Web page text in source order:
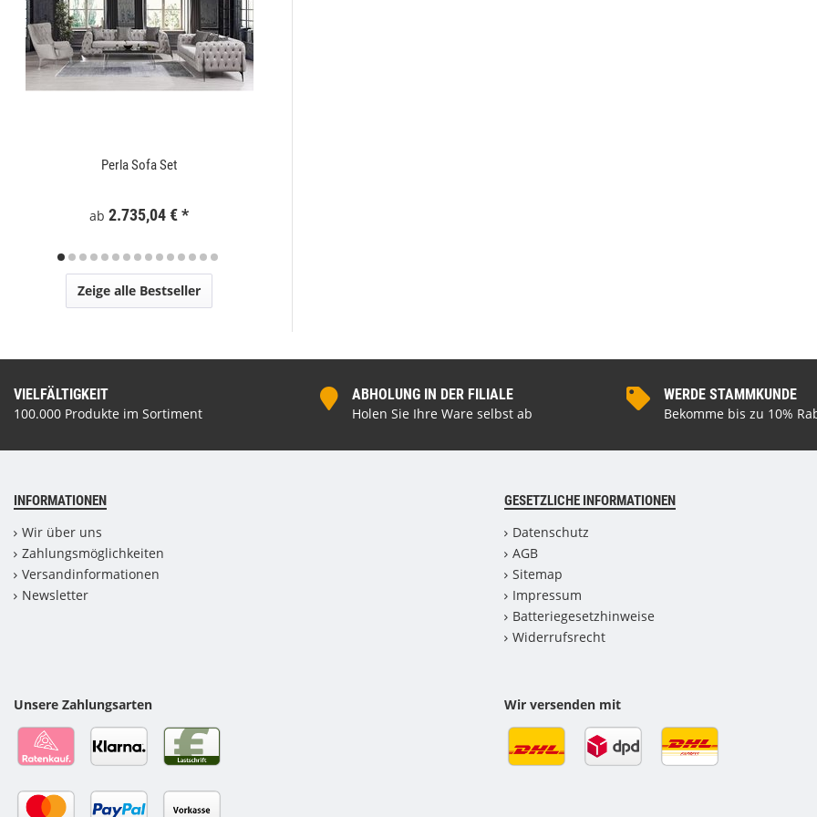
Perla Sofa Set
ab 2.735,04 €*
Zeige alle Bestseller
VIELFÄLTIGKEIT
100.000 Produkte im Sortiment
ABHOLUNG IN DER FILIALE
Holen Sie Ihre Ware selbst ab
WERDE STAMMKUNDE
Bekomme bis zu 10%
INFORMATIONEN
Wir über uns
Zahlungsmöglichkeiten
Versandinformationen
Newsletter
GESETZLICHE INFORMATIONEN
Datenschutz
AGB
Sitemap
Impressum
Batteriegesetzhinweise
Widerrufsrecht
Unsere Zahlungsarten Wir versenden mit